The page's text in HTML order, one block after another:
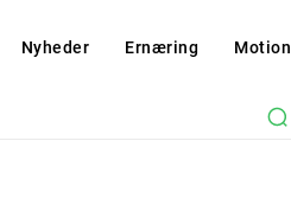
Nyheder Ernæring Motion